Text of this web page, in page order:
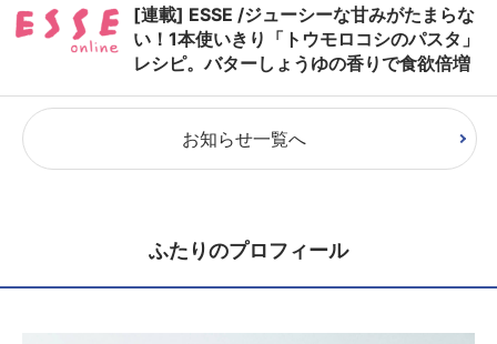
[連載] ESSE /ジューシーな甘みがたまらな
い！1本使いきり「トウモロコシのパスタ」
レシピ。バターしょうゆの香りで食欲倍増
お知らせ一覧へ
ふたりのプロフィール